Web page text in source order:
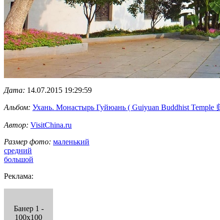
Дата: 14.07.2015 19:29:59
Альбом: Ухань. Монастырь Гуйюань ( Guiyuan Buddhist Temple
Автор: VisitChina.ru
Размер фото: маленький
средний
большой
Реклама:
Банер 1 -
100x100